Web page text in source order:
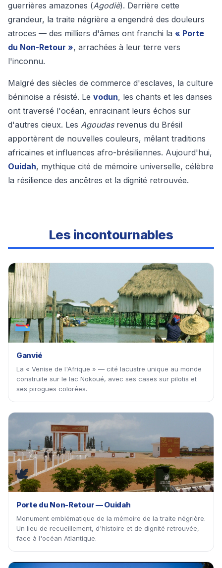
guerrières amazones (Agodiè). Derrière cette
grandeur, la traite négrière a engendré des douleurs
atroces — des milliers d'âmes ont franchi la « Porte
du Non-Retour », arrachées à leur terre vers
l'inconnu.
Malgré des siècles de commerce d'esclaves, la culture
béninoise a résisté. Le vodun, les chants et les danses
ont traversé l'océan, enracinant leurs échos sur
d'autres cieux. Les Agoudasrevenus du Brésil
apportèrent de nouvelles couleurs, mêlant traditions
africaines et influences afro-brésiliennes. Aujourd'hui,
Ouidah, mythique cité de mémoire universelle, célèbre
la résilience des ancêtres et la dignité retrouvée.
Les incontournables
Ganvié
La « Venise de l'Afrique » — cité lacustre unique au monde
construite sur le lac Nokoué, avec ses cases sur pilotis et
ses pirogues colorées.
🕊
Porte du Non-Retour — Ouidah
Monument emblématique de la mémoire de la traite négrière.
Un lieu de recueillement, d'histoire et de dignité retrouvée,
face à l'océan Atlantique.